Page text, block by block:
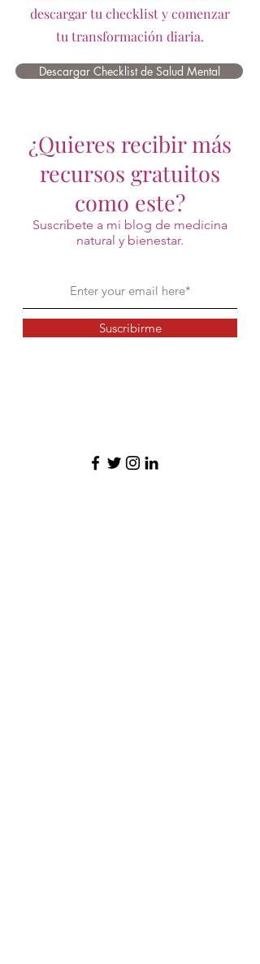
descargar tu checklist y comenzar
tu transformación diaria.
¿Quieres recibir más
recursos gratuitos
como este?
Suscríbete a mi blog de medicina
natural y bienestar.
Descargar Checklist de Salud Mental
Suscribirme